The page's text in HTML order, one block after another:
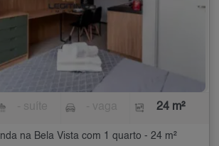
24 m²
na Bela Vista com 1 quarto - 24 m²